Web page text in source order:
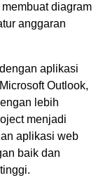
diagram
anggaran
aplikasi
Outlook,
lebih
menjadi
aplikasi web
baik dan